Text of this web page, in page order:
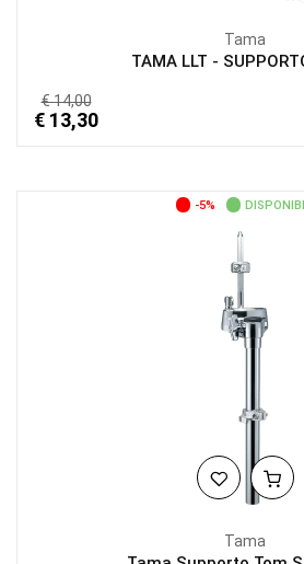
Tama
TAMA LLT -
€ 14,00
€ 13,30
-5%
Tama